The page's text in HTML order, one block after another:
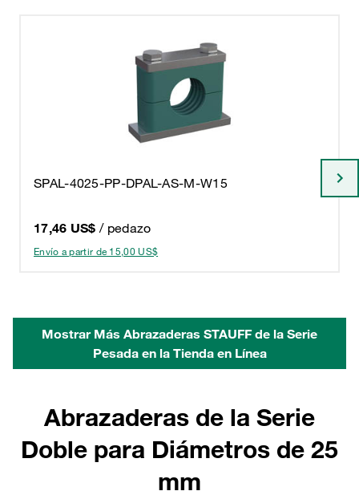
SPAL-4025-PP-DPAL-AS-M-W15
17,46 US$ / pedazo
Envío a partir de 15,00 US$
Mostrar Más Abrazaderas STAUFF de la Serie
Pesada en la Tienda en Línea
Abrazaderas de la Serie
Doble para Diámetros de 25
mm